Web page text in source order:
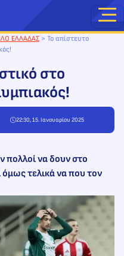
ΕΛΛΑΔΑΣ > Το απίστευτο
στο
22:30, 15. Ιανουαρίου 2025
πολλοί να δουν στο
τελικά να που τον